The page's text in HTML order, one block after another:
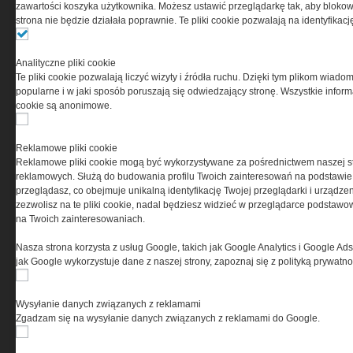
(zwana dalej Grupa MEDIUM) w postaci Regulaminu.
Ta witryna wykorzystuje pliki cookies do przechowywania
informacji na Twoim komputerze. Pliki cookies stosujemy
w celu świadczenia usług na najwyższym poziomie,
w tym w sposób dostosowany do indywidualnych potrzeb.
cookies oznacza, że będą one zamieszczane w Twoim
urządzeniu końcowym. W każdym momencie możesz
dokonać zmiany ustawień przeglądarki dotyczących
serwisu prosimy o zapoznanie się z naszą
prywatności
oraz informacją o cookies
zawartości koszyka użytkownika. Możesz ustawić przeglądarkę tak, aby
strona nie będzie działała poprawnie. Te pliki cookie pozwalają na
Analityczne pliki cookie
Te pliki cookie pozwalają liczyć wizyty i źródła ruchu. Dzięki tym plikom
popularne i w jaki sposób poruszają się odwiedzający stronę. Wszystkie
cookie są anonimowe.
Reklamowe pliki cookie
Reklamowe pliki cookie mogą być wykorzystywane za pośrednictwem naszej
reklamowych. Służą do budowania profilu Twoich zainteresowań na
przeglądasz, co obejmuje unikalną identyfikację Twojej przeglądarki i
zezwolisz na te pliki cookie, nadal będziesz widzieć w przeglądarce
na Twoich zainteresowaniach.
Nasza strona korzysta z usług Google, takich jak Google Analytics i Google
jak Google wykorzystuje dane z naszej strony, zapoznaj się z polityką
Wysyłanie danych związanych z reklamami
Zgadzam się na wysyłanie danych związanych z reklamami do Google.